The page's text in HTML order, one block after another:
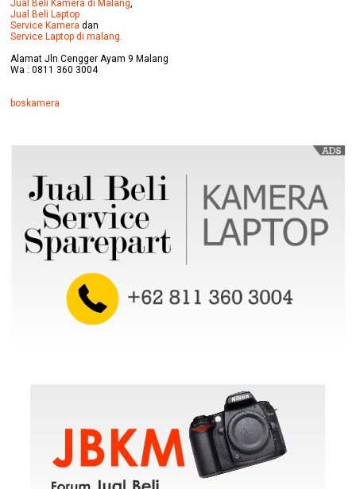
Jual Beli Kamera di Malang
Jual Beli Laptop
Service Kamera dan
Service Laptop di malang.
Alamat Jln Cengger Ayam 9 Malang
Wa : 0811 360 3004
boskamera